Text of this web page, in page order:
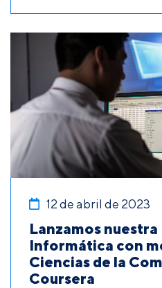
12 de abril de 2023
Lanzamos
Informática con
Ciencias de la
Coursera